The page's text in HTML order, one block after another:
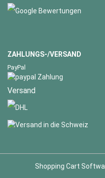
ZAHLUNGS-/VERSAND
PayPal
Versand
Shopping Cart